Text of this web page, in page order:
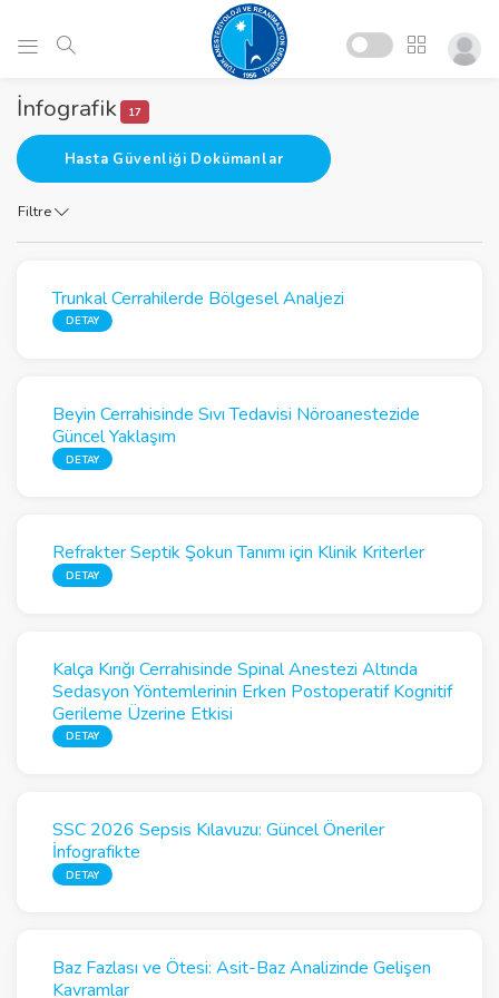
İnfografik 17
Hasta Güvenliği Dokümanlar
Filtre
Trunkal Cerrahilerde Bölgesel Analjezi
DETAY
Beyin Cerrahisinde Sıvı Tedavisi Nöroanestezide
Güncel Yaklaşım
DETAY
Refrakter Septik Şokun Tanımı için Klinik Kriterler
DETAY
Kalça Kırığı Cerrahisinde Spinal Anestezi Altında
Sedasyon Yöntemlerinin Erken Postoperatif Kognitif
Gerileme Üzerine Etkisi
DETAY
SSC 2026 Sepsis Kılavuzu: Güncel Öneriler
İnfografikte
DETAY
Baz Fazlası ve Ötesi: Asit-Baz Analizinde Gelişen
Kavramlar